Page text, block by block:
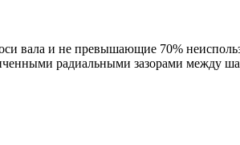
вала и не превышающие 70%
радиальными зазорами между